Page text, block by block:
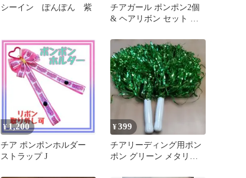
シーイン ぽんぽん 紫
チアガール ポンポン2個
& ヘアリボン セット ピ
¥1,200
チア ポンポンホルダー
ストラップ J
¥399
チアリーディング用ポン
ポン グリーン メタリッ